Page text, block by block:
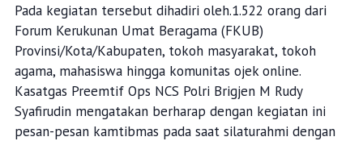
Pada kegiatan tersebut dihadiri oleh.1.522 orang dari
Forum Kerukunan Umat Beragama (FKUB)
Provinsi/Kota/Kabupaten, tokoh masyarakat, tokoh
agama, mahasiswa hingga komunitas ojek online.
Kasatgas Preemtif Ops NCS Polri Brigjen M Rudy
Syafirudin mengatakan berharap dengan kegiatan ini
pesan-pesan kamtibmas pada saat silaturahmi dengan